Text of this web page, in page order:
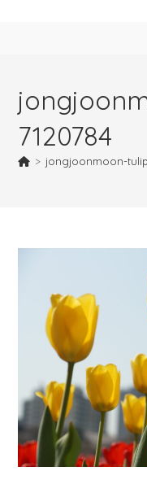
7120784
> jongjoonmoon-